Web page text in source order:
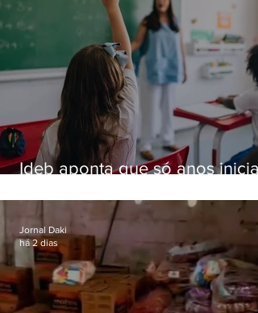
Ideb aponta que só anos
educação
Jornal Daki
há 2 dias